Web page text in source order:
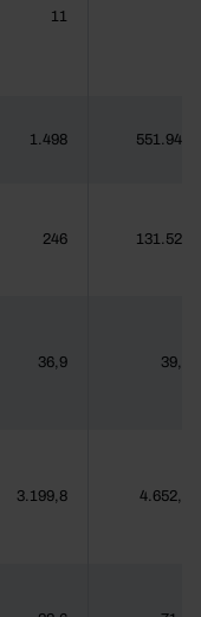
11
1.498 551.944
246 131.522
36,9 39,3
3.199,8 4.652,1